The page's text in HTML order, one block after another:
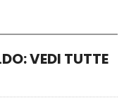
VEDI TUTTE